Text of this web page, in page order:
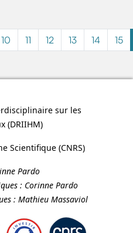
10 11 12 13 14 15
sur les
(DRIIHM)
Scientifique (CNRS)
Pardo
: Corinne Pardo
: Mathieu Massaviol